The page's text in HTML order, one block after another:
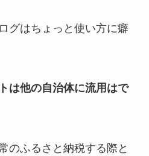
グはちょっと使い方に癖
は他の自治体に流用はで
のふるさと納税する際と